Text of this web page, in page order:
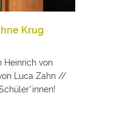
Krug
Heinrich von
Luca Zahn //